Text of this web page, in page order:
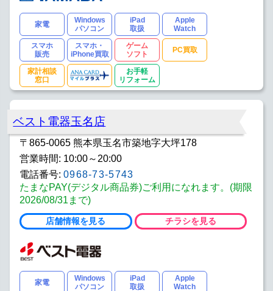
家電
Windows
パソコン
iPad
取扱
Apple
Watch
スマホ
販売
スマホ・
iPhone買取
ゲーム
ソフト
PC買取
家計相談
窓口
お手軽
リフォーム
ベスト電器玉名店
〒865-0065 熊本県玉名市築地字大坪178
営業時間: 10:00～20:00
電話番号: 0968-73-5743
たまなPAY(デジタル商品券)ご利用になれます。(期限
2026/08/31まで)
店舗情報を見る チラシを見る
家電
Windows
パソコン
iPad
取扱
Apple
Watch